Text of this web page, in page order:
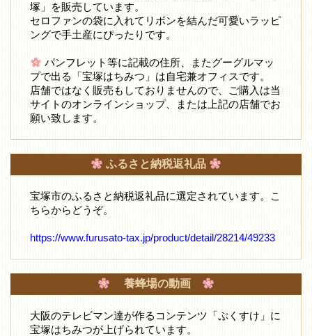
塚」を販売しています。
セロファンの袋に入れてリボンを結んだ可愛いラッピ
ングで手土産にぴったりです。
パンフレット等に記載の住所、またグーグルマッ
プで出る「宝塚はちみつ」は自宅兼オフィスです。
店舗ではなく販売もしておりませんので、ご購入は当
サイトのオンラインショップ、または上記の店舗でお
願い致します。
ふるさと納税返礼品
宝塚市のふるさと納税返礼品に選定されています。こ
ちらからどうぞ。
https://www.furusato-tax.jp/product/detail/28214/49233
養蜂場の動画
大阪のテレビマン達が作るコンテンツ「ぷくすけ」に
宝塚はちみつが上げられています。